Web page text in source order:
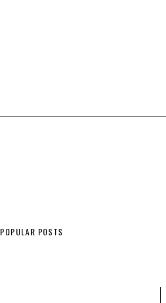
POPULAR POSTS